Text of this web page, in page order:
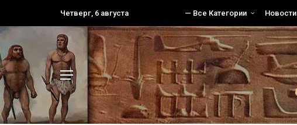
Четверг, 6 августа — Все Категории Новости